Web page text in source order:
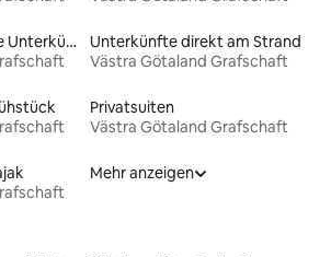
Familienfreundliche Unterkünfte
Unterkünfte direkt am Strand
Västra Götaland Grafschaft
Privatsuiten
Västra Götaland Grafschaft
Mehr anzeigen